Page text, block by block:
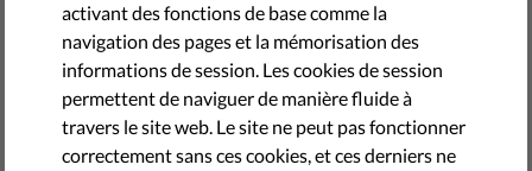
Les tribunaux indépendants permettent de garantir que
tous les membres de la société respectent les mêmes
règles, y compris les riches et les puissants. Mais les
gouvernements européens tentent de contrôler leurs
juges. Un danger pour la démocratie.
activant des fonctions de base comme la
navigation des pages et la mémorisation des
informations de session. Les cookies de session
permettent de naviguer de manière fluide à
travers le site web. Le site ne peut pas fonctionner
correctement sans ces cookies, et ces derniers ne